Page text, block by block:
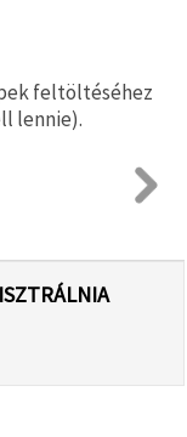
feltöltéséhez
lennie).